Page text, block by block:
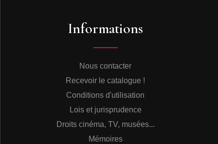
les Afro-américains étaient dévalorisés. Le complexe de
supériorité des Blancs et d’infériorité des «?Noirs?»
L’acculturation des esclaves ayant été obligatoire
paradoxalement la référence, le seul modèle à suivre.
Beaucoup de Noirs et de métis voulaient se confondre
cheveux passés à la cire, maquillage éclaircissant…
rares étaient donc ceux qui avant la Première Guerre
leurs origines africaines. C’est ce que feraient à demi-
en 1941 dans leur humoristique
Informations
Nous contacter
Recevoir le catalogue !
Conditions d'utilisation
Lois et jurisprudence
Droits cinéma, TV, musées...
Mémoires